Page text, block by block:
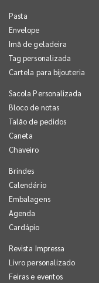
Pasta
Envelope
Imã de geladeira
Tag personalizada
Cartela para bijouteria
Sacola Personalizada
Bloco de notas
Talão de pedidos
Caneta
Chaveiro
Brindes
Calendário
Embalagens
Agenda
Cardápio
Revista Impressa
Livro personalizado
Feiras e eventos